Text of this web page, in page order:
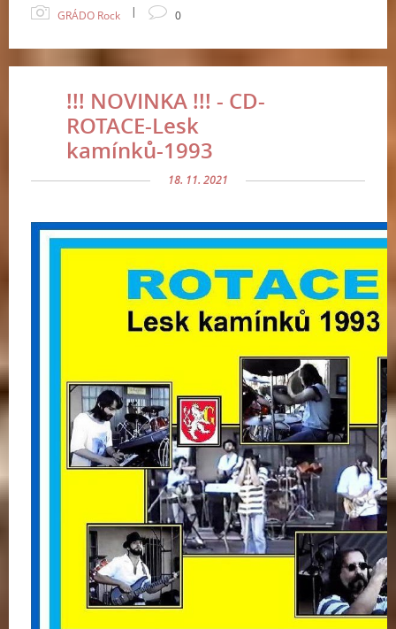
GRÁDO Rock | 0
!!! NOVINKA !!! - CD-
ROTACE-Lesk
kamínků-1993
18. 11. 2021